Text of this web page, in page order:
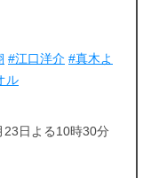
#江口洋介 #真木よ
ル
日よる10時30分